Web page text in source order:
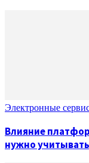
Электронные
Влияние
нужно